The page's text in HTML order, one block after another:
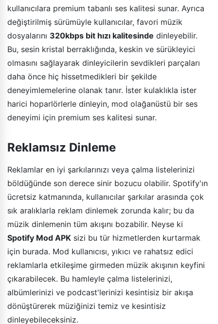
kullanıcılara premium tabanlı ses kalitesi sunar. Ayrıca
değiştirilmiş sürümüyle kullanıcılar, favori müzik
dosyalarını 320kbps bit hızı kalitesinde dinleyebilir.
Bu, sesin kristal berraklığında, keskin ve sürükleyici
olmasını sağlayarak dinleyicilerin sevdikleri parçaları
daha önce hiç hissetmedikleri bir şekilde
deneyimlemelerine olanak tanır. İster kulaklıkla ister
harici hoparlörlerle dinleyin, mod olağanüstü bir ses
deneyimi için premium ses kalitesi sunar.
Reklamsız Dinleme
Reklamlar en iyi şarkılarınızı veya çalma listelerinizi
böldüğünde son derece sinir bozucu olabilir. Spotify'ın
ücretsiz katmanında, kullanıcılar şarkılar arasında çok
sık aralıklarla reklam dinlemek zorunda kalır; bu da
müzik dinlemenin tüm akışını bozabilir. Neyse ki
Spotify Mod APK sizi bu tür hizmetlerden kurtarmak
için burada. Mod kullanıcısı, yıkıcı ve rahatsız edici
reklamlarla etkileşime girmeden müzik akışının keyfini
çıkarabilecek. Bu hamleyle çalma listelerinizi,
albümlerinizi ve podcast'lerinizi kesintisiz bir akışa
dönüştürerek müziğinizi temiz ve kesintisiz
dinleyebileceksiniz.